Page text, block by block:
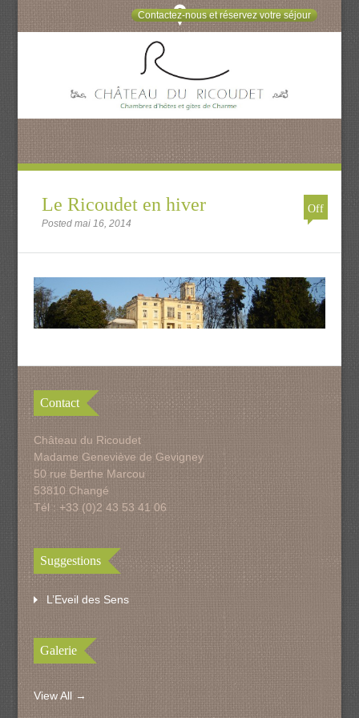
Contactez-nous et réservez votre séjour
Le Ricoudet en hiver
Posted mai 16, 2014
Off
Contact
Château du Ricoudet
Madame Geneviève de Gevigney
50 rue Berthe Marcou
53810 Changé
Tél : +33 (0)2 43 53 41 06
Suggestions
L’Eveil des Sens
Galerie
View All →